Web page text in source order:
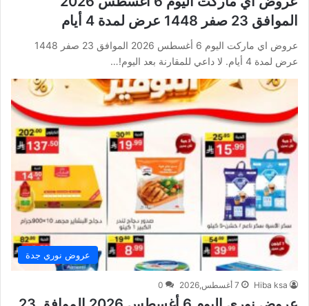
الموافق 23 صفر 1448 عرض لمدة 4 أيام
عروض اي ماركت اليوم 6 أغسطس 2026 الموافق 23 صفر 1448
عرض لمدة 4 أيام. لا داعي للمقارنة بعد اليوم!…
عروض نوري جدة
Hiba ksa 7 أغسطس,2026 0